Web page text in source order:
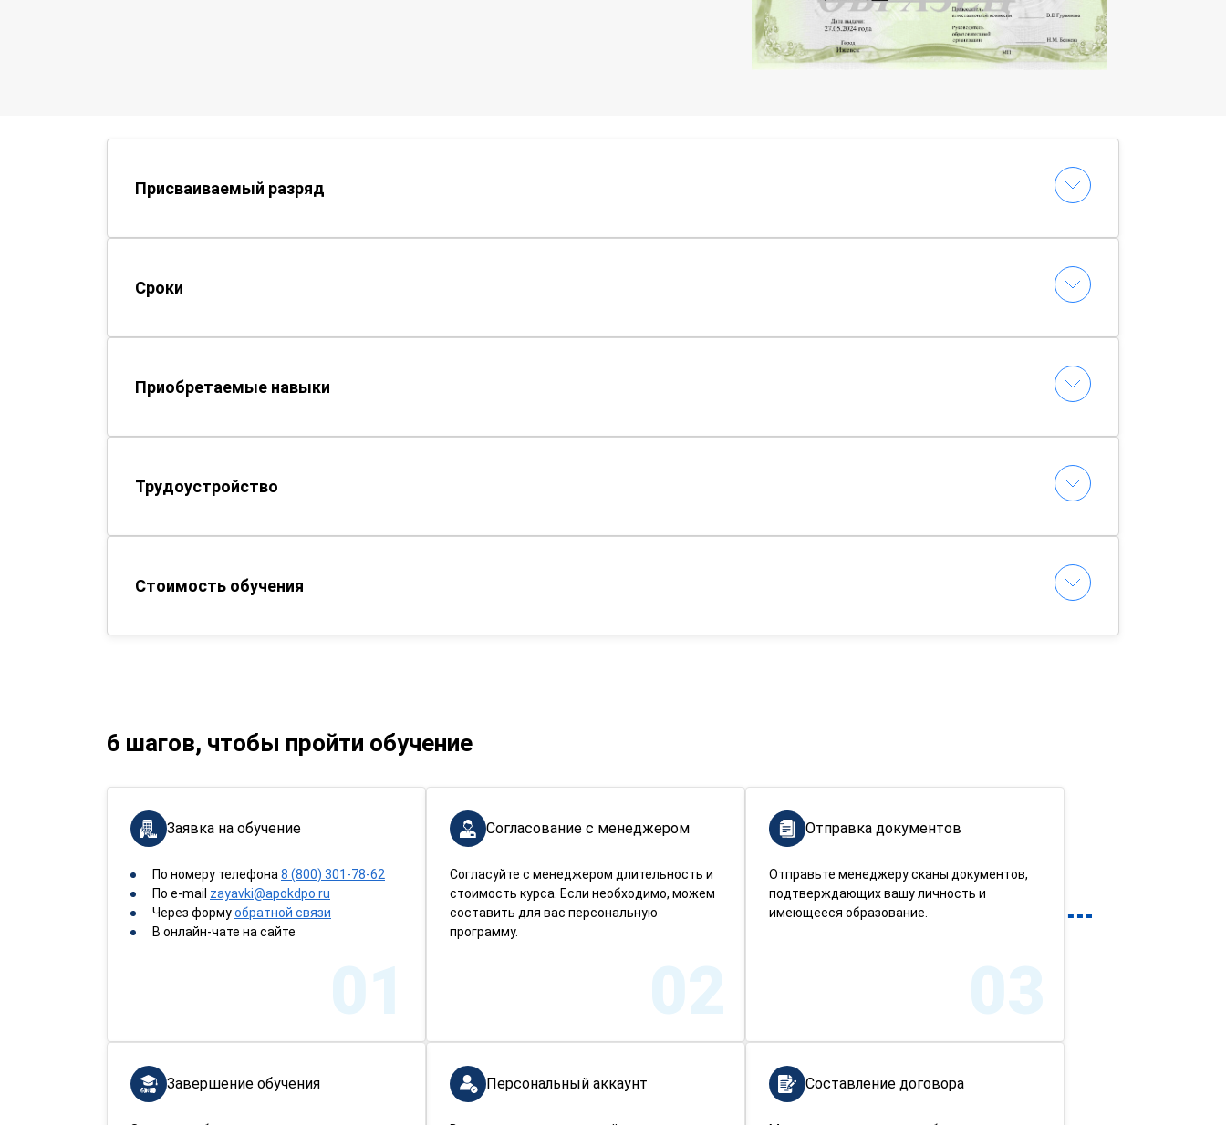
Присваиваемый разряд
Сроки
Приобретаемые навыки
Трудоустройство
Стоимость обучения
6 шагов, чтобы пройти обучение
Заявка на обучение
По номеру телефона 8 (800) 301-78-62
По e-mail zayavki@apokdpo.ru
Через формуобратной связи
В онлайн-чате на сайте
01
Согласование с менеджером
Согласуйте с менеджером длительность и
стоимость курса. Если необходимо, можем
составить для вас персональную
программу.
02
Отправка документов
Отправьте менеджеру сканы документов,
подтверждающих вашу личность и
имеющееся образование.
03
Составление договора
Персональный аккаунт
Завершение обучения